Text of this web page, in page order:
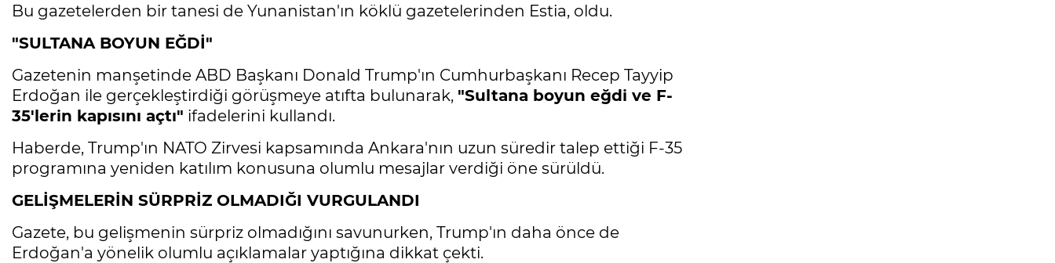
Bu gazetelerden bir tanesi de Yunanistan'ın köklü gazetelerinden Estia, oldu.
"SULTANA BOYUN EĞDİ"
Gazetenin manşetinde ABD Başkanı Donald Trump'ın Cumhurbaşkanı Recep Tayyip
Erdoğan ile gerçekleştirdiği görüşmeye atıfta bulunarak, "Sultana boyun eğdi ve F-
35'lerin kapısını açtı" ifadelerini kullandı.
Haberde, Trump'ın NATO Zirvesi kapsamında Ankara'nın uzun süredir talep ettiği F-35
programına yeniden katılım konusuna olumlu mesajlar verdiği öne sürüldü.
GELİŞMELERİN SÜRPRİZ OLMADIĞI VURGULANDI
Gazete, bu gelişmenin sürpriz olmadığını savunurken, Trump'ın daha önce de
Erdoğan'a yönelik olumlu açıklamalar yaptığına dikkat çekti.